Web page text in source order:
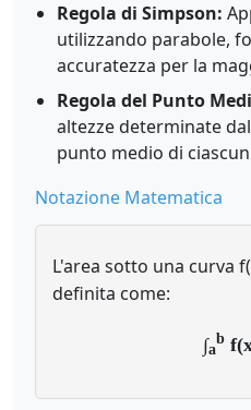
Regola di Simpson:
utilizzando parabole,
accuratezza per la
Regola del Punto
altezze determinate
punto medio di
Notazione Matematica
L'area sotto una curva
definita come:
∫a
b